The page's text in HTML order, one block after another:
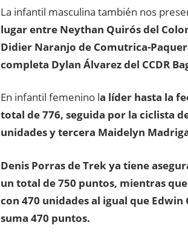
La infantil masculina también nos
lugar entre Neythan Quirós del
Didier Naranjo de Comutrica-
completa Dylan Álvarez del CCDR
En infantil femenino la líder hasta la
total de 776, seguida por la ciclista
unidades y tercera Maidelyn
Denis Porras de Trek ya tiene
un total de 750 puntos, mientras
con 470 unidades al igual que
suma 470 puntos.